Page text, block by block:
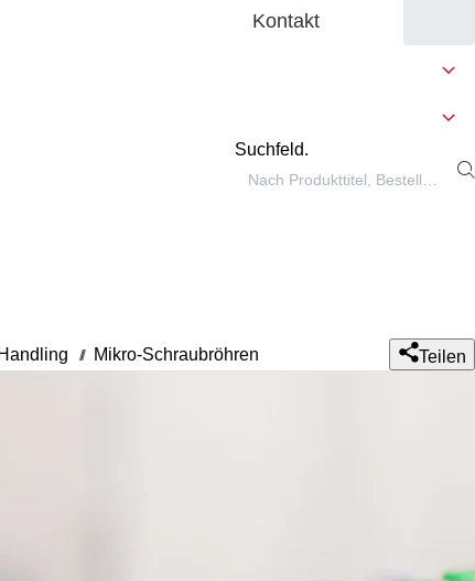
Kontakt
Suchfeld.
/// Mikro-Schraubröhren Teilen